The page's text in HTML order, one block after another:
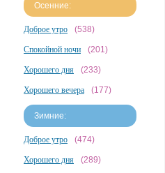
Осенние:
Доброе утро (538)
Спокойной ночи (201)
Хорошего дня (233)
Хорошего вечера (177)
Зимние:
Доброе утро (474)
Хорошего дня (289)